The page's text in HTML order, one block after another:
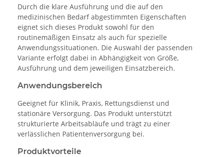
Durch die klare Ausführung und die auf den
medizinischen Bedarf abgestimmten Eigenschaften
eignet sich dieses Produkt sowohl für den
routinemäßigen Einsatz als auch für spezielle
Anwendungssituationen. Die Auswahl der passenden
Variante erfolgt dabei in Abhängigkeit von Größe,
Ausführung und dem jeweiligen Einsatzbereich.
Anwendungsbereich
Geeignet für Klinik, Praxis, Rettungsdienst und
stationäre Versorgung. Das Produkt unterstützt
strukturierte Arbeitsabläufe und trägt zu einer
verlässlichen Patientenversorgung bei.
Produktvorteile